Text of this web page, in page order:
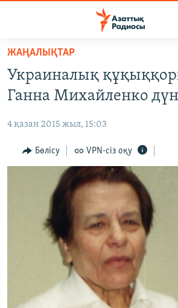
Skip
main
content
to
Navigation
Skip
САЯСАТ
ҚАҢТАР ОҚИҒАСЫ
АДАМ ҚҰҚЫҚТАРЫ
АРНАЙЫ ЖОБАЛАР
ЖАЗЫЛЫҢЫЗ
ЖАҢАЛЫҚТАР
Украиналық
Ганна Михайленко
4 қазан 2015 жыл, 15:03
Бөлісу VPN-сіз оқу